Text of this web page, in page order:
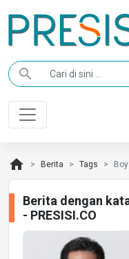
search
home Berita Tags
Berita dengan
- PRESISI.CO